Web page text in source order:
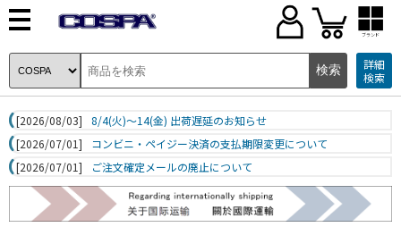
ブランド
詳細
検索
[2026/08/03]
8/4(火)～14(金) 出荷遅延のお知らせ
[2026/07/01]
コンビニ・ペイジー決済の支払期限変更について
[2026/07/01]
ご注文確定メールの廃止について